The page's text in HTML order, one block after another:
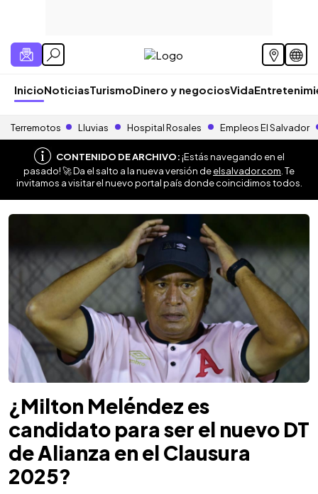
InicioNoticiasTurismoDinero y negociosVida
Terremotos Lluvias Hospital Rosales Empleos El Salvador
CONTENIDO DE ARCHIVO:¡Estás navegando en el
pasado! 🚀 Da el salto a la nueva versión deelsalvador.com . Te
invitamos a visitar el nuevo portal país donde coincidimos todos.
¿Milton Meléndez es
candidato para ser el nuevo DT
de Alianza en el Clausura
2025?